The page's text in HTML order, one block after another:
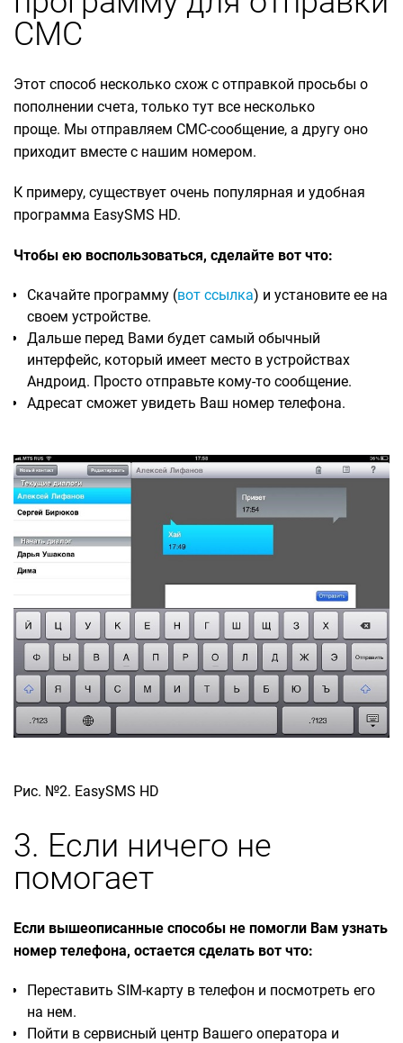
СМС
Этот способ несколько схож с отправкой просьбы о
пополнении счета, только тут все несколько
проще. Мы отправляем СМС-сообщение, а другу оно
приходит вместе с нашим номером.
К примеру, существует очень популярная и удобная
программа EasySMS HD.
Чтобы ею воспользоваться, сделайте вот что:
Скачайте программу (вот ссылка) и установите ее на
своем устройстве.
Дальше перед Вами будет самый обычный
интерфейс, который имеет место в устройствах
Андроид. Просто отправьте кому-то сообщение.
Адресат сможет увидеть Ваш номер телефона.
Рис. №2. EasySMS HD
3. Если ничего не
помогает
Если вышеописанные способы не помогли Вам узнать
номер телефона, остается сделать вот что:
Переставить SIM-карту в телефон и посмотреть его
на нем.
Пойти в сервисный центр Вашего оператора и